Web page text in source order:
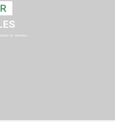
et attentes.